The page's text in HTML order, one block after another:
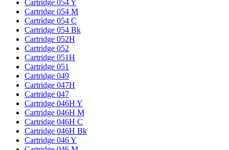
Cartridge 054 Y
Cartridge 054 M
Cartridge 054 C
Cartridge 054 Bk
Cartridge 052H
Cartridge 052
Cartridge 051H
Cartridge 051
Cartridge 049
Cartridge 047H
Cartridge 047
Cartridge 046H Y
Cartridge 046H M
Cartridge 046H C
Cartridge 046H Bk
Cartridge 046 Y